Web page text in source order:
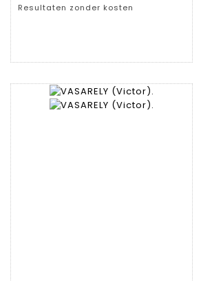
Resultaten zonder kosten